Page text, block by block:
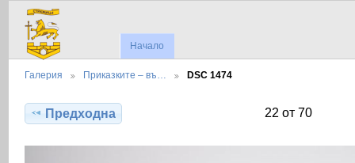
Начало
Галерия Приказките – въ… DSC 1474
Предходна 22 от 70